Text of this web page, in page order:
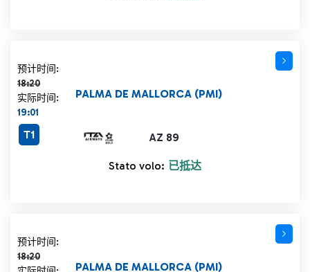
预计时间:
18:20
计划时间 18:20 删除线
实际时间:
19:01
AZ 89
PALMA DE MALLORCA (PMI)
T1
Stato volo: 已抵达
预计时间:
18:20
计划时间 18:20 删除线
PALMA DE MALLORCA (PMI)